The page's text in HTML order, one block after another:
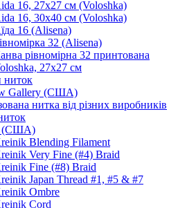
16, 27х27 см (Voloshka)
16, 30х40 см (Voloshka)
16 (Alisena)
32 (Alisena)
рівномірна 32 принтована
27х27 см
ниток
Gallery (США)
нитка від різних виробників
(США)
Blending Filament
Very Fine (#4) Braid
Fine (#8) Braid
Japan Thread #1, #5 & #7
Ombre
Cord